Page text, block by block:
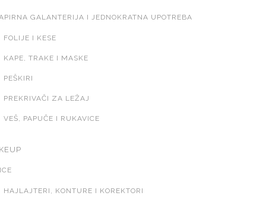
GALANTERIJA I JEDNOKRATNA UPOTREBA
FOLIJE I KESE
KAPE, TRAKE I MASKE
PEŠKIRI
PREKRIVAČI ZA LEŽAJ
VEŠ, PAPUČE I RUKAVICE
HAJLAJTERI, KONTURE I KOREKTORI